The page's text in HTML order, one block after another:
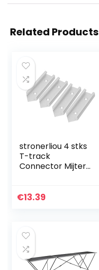
Related Products
stronerliou 4 stks
T-track
Connector Mijter
Connector Voor
€13.39